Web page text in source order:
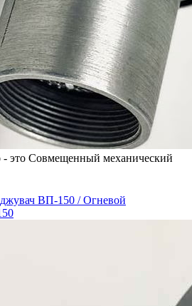
это Совмещенный механический
ВП-150 / Огневой